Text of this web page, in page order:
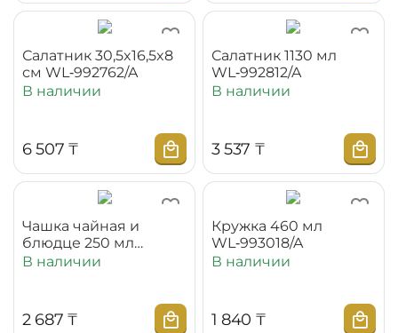
Салатник 30,5x16,5x8
см WL‑992762/A
В наличии
6 507 ₸
Салатник 1130 мл
WL‑992812/A
В наличии
3 537 ₸
Чашка чайная и
блюдце 250 мл
WL‑993000/AB
В наличии
2 687 ₸
Кружка 460 мл
WL‑993018/A
В наличии
1 840 ₸